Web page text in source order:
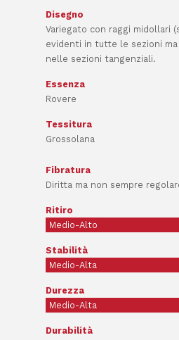
Disegno
Variegato con raggi midollari
evidenti in tutte le sezioni
nelle sezioni tangenziali.
Essenza
Rovere
Tessitura
Grossolana
Fibratura
Diritta ma non sempre
Ritiro
Medio-Alto
Stabilità
Medio-Alta
Durezza
Medio-Alta
Durabilità